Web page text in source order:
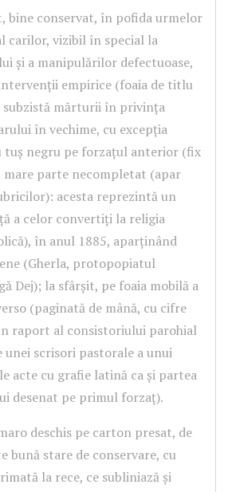
bine conservat, în pofida urmelor
carilor, vizibil în special la
și a manipulărilor defectuoase,
empirice (foaia de titlu
subzistă mărturii în privința
în vechime, cu excepția
tuș negru pe forzațul anterior (fix
mare parte necompletat (apar
acesta reprezintă un
a celor convertiți la religia
în anul 1885, aparținând
(Gherla, protopopiatul
Dej); la sfârșit, pe foaia mobilă a
(paginată de mână, cu cifre
raport al consistoriului parohial
unei scrisori pastorale a unui
acte cu grafie latină ca și partea
desenat pe primul forzaț).
deschis pe carton presat, de
bună stare de conservare, cu
la rece, ce subliniază și